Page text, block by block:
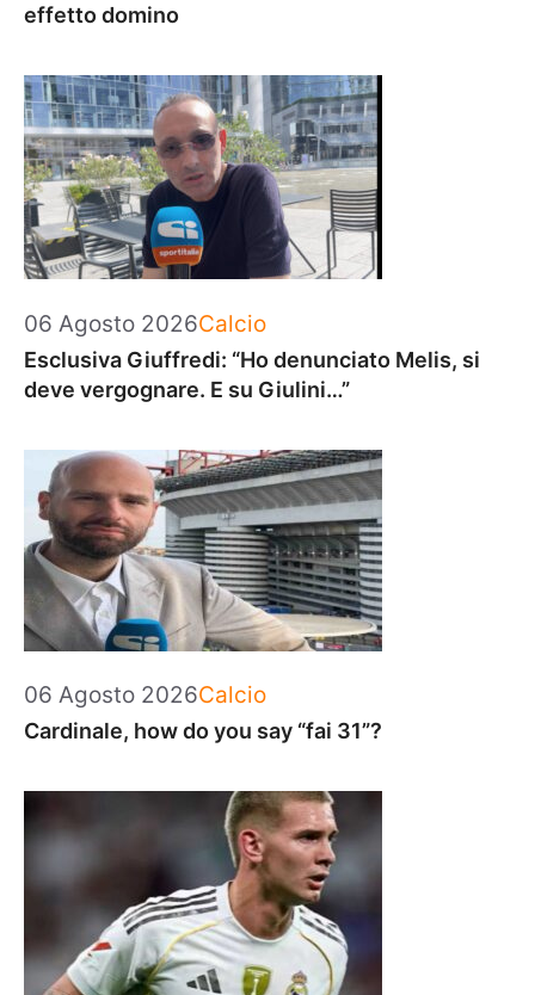
effetto domino
06 Agosto 2026Categorie
Calcio
Esclusiva Giuffredi: “Ho denunciato Melis, si
deve vergognare. E su Giulini…”
06 Agosto 2026Categorie
Calcio
Cardinale, how do you say “fai 31”?